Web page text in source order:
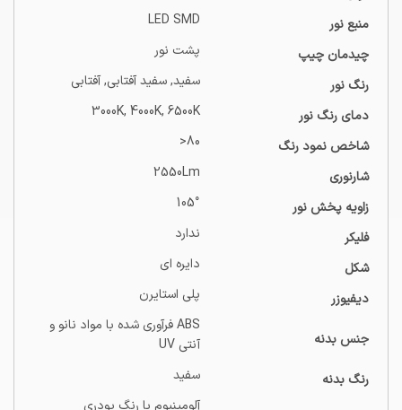
منبع نور
LED SMD
چیدمان چیپ
پشت نور
رنگ نور
سفید, سفید آفتابی, آفتابی
دمای رنگ نور
3000K, 4000K, 6500K
شاخص نمود رنگ
80<
شارنوری
2550Lm
زاویه پخش نور
105°
فلیکر
ندارد
شکل
دایره ای
دیفیوزر
پلی استایرن
جنس بدنه
ABS فرآوری شده با مواد نانو و
آنتی UV
رنگ بدنه
سفید
آلومینیوم با رنگ پودری